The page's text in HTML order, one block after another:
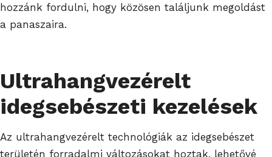
hozzánk fordulni, hogy közösen találjunk megoldást
a panaszaira.
Ultrahangvezérelt
idegsebészeti kezelések
Az ultrahangvezérelt technológiák az idegsebészet
területén forradalmi változásokat hoztak, lehetővé